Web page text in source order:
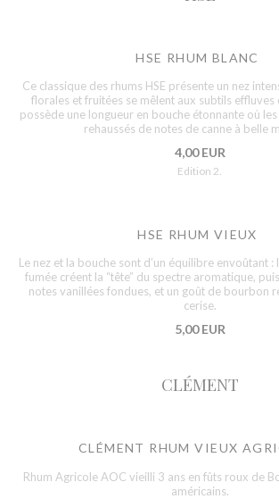
HSE RHUM BLANC
Ce classique des rhums HSE présente un nez
florales et fruitées se mêlent aux subtils
possède une longueur en bouche étonnante où
rehaussés de notes de canne à belle
4,00 EUR
Edition 2.
HSE RHUM VIEUX
Le nez et la bouche sont d’un équilibre envoûtant
fumée créent la “tête” du spectre aromatique,
notes vanillées fondues, et un goût de bourbon
cerise.
5,00 EUR
CLÉMENT
CLÉMENT RHUM VIEUX
Rhum Agricole AOC vieilli 3 ans en fûts roux de
américains.